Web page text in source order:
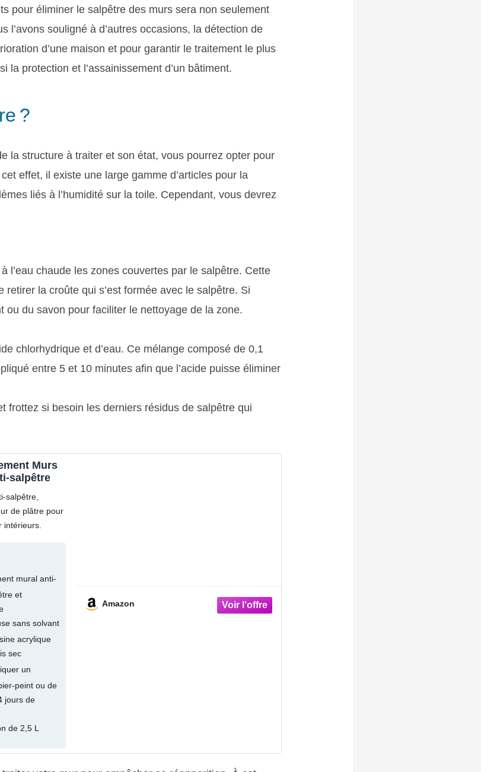
pour éliminer le salpêtre des murs sera non seulement
l’avons souligné à d’autres occasions, la détection de
d’une maison et pour garantir le traitement le plus
la protection et l’assainissement d’un bâtiment.
?
la structure à traiter et son état, vous pourrez opter pour
effet, il existe une large gamme d’articles pour la
liés à l’humidité sur la toile. Cependant, vous devrez
l’eau chaude les zones couvertes par le salpêtre. Cette
la croûte qui s’est formée avec le salpêtre. Si
ou du savon pour faciliter le nettoyage de la zone.
chlorhydrique et d’eau. Ce mélange composé de 0,1
entre 5 et 10 minutes afin que l’acide puisse éliminer
frottez si besoin les derniers résidus de salpêtre qui
Murs
salpêtre
salpêtre,
de plâtre pour
intérieurs.
mural anti-
et
sans solvant
acrylique
sec
un
peint ou de
jours de
de 2,5 L
Amazon